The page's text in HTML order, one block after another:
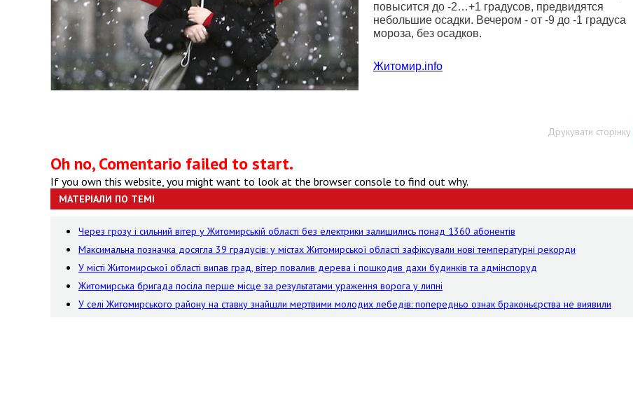
повысится до -2…+1 градусов, предвидятся
небольшие осадки. Вечером - от -9 до -1 градуса
мороза, без осадков.
Житомир.info
Друкувати сторінку
Oh no, Comentario failed to start.
If you own this website, you might want to look at the browser console to find out why.
МАТЕРІАЛИ ПО ТЕМІ
Через грозу і сильний вітер у Житомирській області без електрики залишились понад 1360 абонентів
Максимальна позначка досягла 39 градусів: у містах Житомирської області зафіксували нові температурні рекорди
У місті Житомирської області випав град, вітер повалив дерева і пошкодив дахи будинків та адмінспоруд
Житомирська бригада посіла перше місце за результатами ураження ворога у липні
У селі Житомирського району на ставку знайшли мертвими молодих лебедів: попередньо ознак браконьєрства не виявили